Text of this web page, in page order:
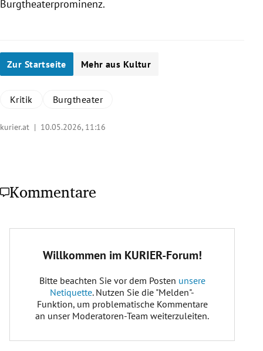
Burgtheaterprominenz.
Zur Startseite Mehr aus Kultur
Kritik Burgtheater
kurier.at | 10.05.2026, 11:16
Kommentare